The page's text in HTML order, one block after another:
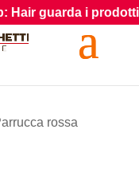
rossa
prodotti e gli